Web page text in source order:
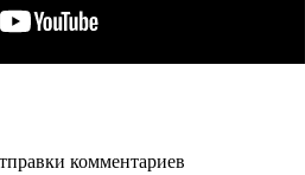
комментариев